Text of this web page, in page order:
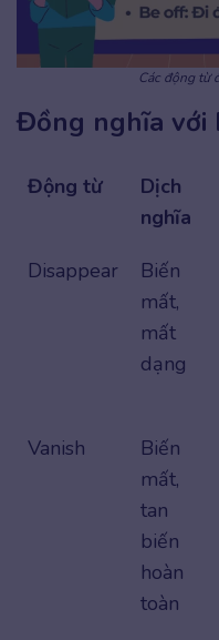
Các động từ
Đồng nghĩa với
Động từ
Dịch
nghĩa
Disappear
Biến
mất,
mất
dạng
Vanish
Biến
mất,
tan
biến
hoàn
toàn